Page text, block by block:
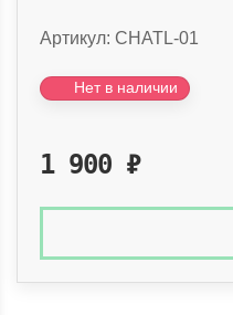
Артикул: CHATL-01
Нет в наличии
1 900 ₽